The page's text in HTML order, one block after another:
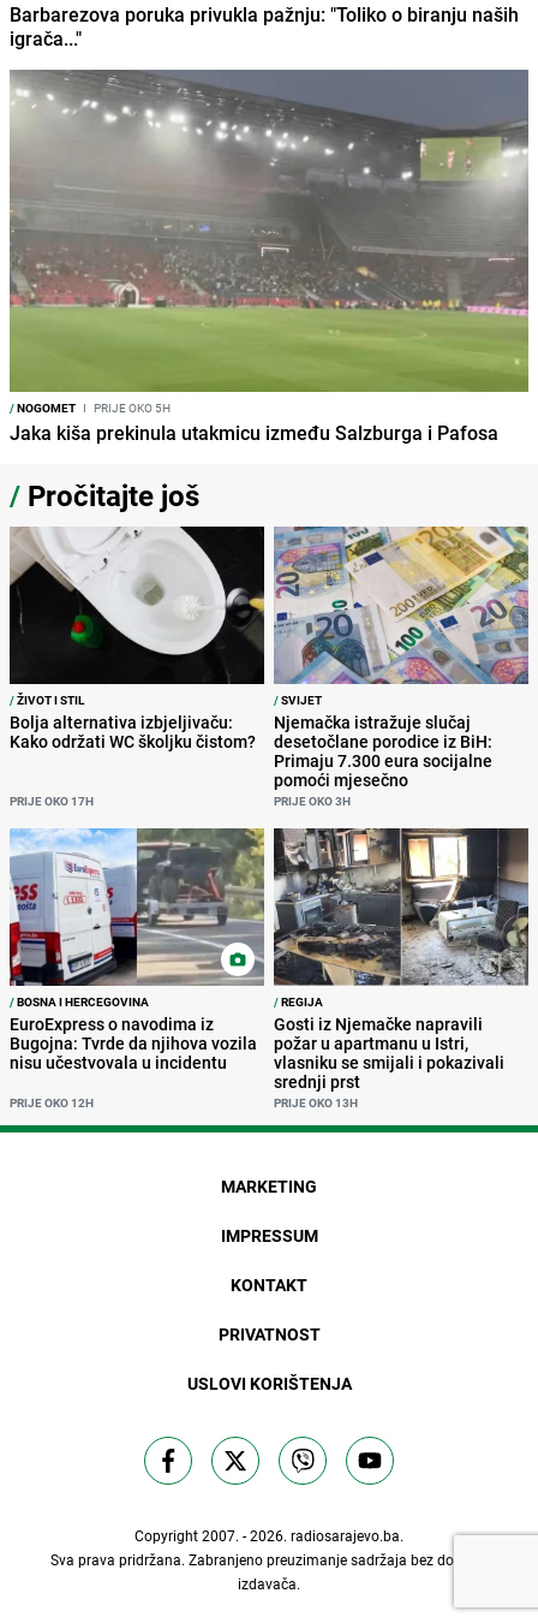
Barbarezova poruka privukla pažnju: "Toliko o biranju naših
igrača..."
/NOGOMET I PRIJE OKO 5H
Jaka kiša prekinula utakmicu između Salzburga i Pafosa
/ Pročitajte još
/ŽIVOT I STIL
Bolja alternativa izbjeljivaču:
Kako održati WC školjku čistom?
PRIJE OKO 17H
/SVIJET
Njemačka istražuje slučaj
desetočlane porodice iz BiH:
Primaju 7.300 eura socijalne
pomoći mjesečno
PRIJE OKO 3H
/BOSNA I HERCEGOVINA
EuroExpress o navodima iz
Bugojna: Tvrde da njihova vozila
nisu učestvovala u incidentu
PRIJE OKO 12H
/REGIJA
Gosti iz Njemačke napravili
požar u apartmanu u Istri,
vlasniku se smijali i pokazivali
srednji prst
PRIJE OKO 13H
MARKETING
IMPRESSUM
KONTAKT
PRIVATNOST
USLOVI KORIŠTENJA
Copyright 2007. - 2026. radiosarajevo.ba.
Sva prava pridržana. Zabranjeno preuzimanje sadržaja bez dozvole
izdavača.